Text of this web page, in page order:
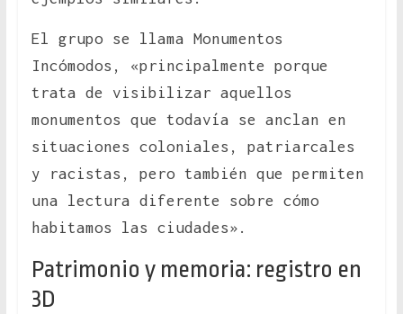
El grupo se llama Monumentos
Incómodos, «principalmente porque
trata de visibilizar aquellos
monumentos que todavía se anclan en
situaciones coloniales, patriarcales
y racistas, pero también que permiten
una lectura diferente sobre cómo
habitamos las ciudades».
Patrimonio y memoria: registro en
3D